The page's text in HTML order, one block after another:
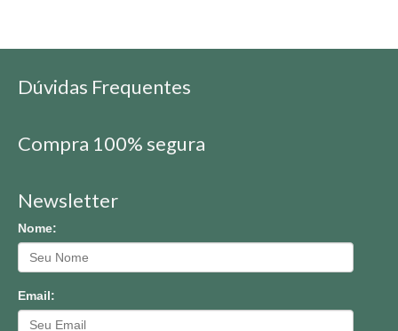
Dúvidas Frequentes
Compra 100% segura
Newsletter
Nome:
Email: